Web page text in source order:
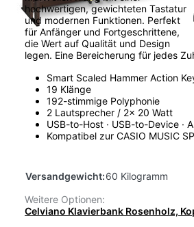
hochwertigen, gewichteten Tastatur
und modernen Funktionen. Perfekt
für Anfänger und Fortgeschrittene,
die Wert auf Qualität und Design
legen. Eine Bereicherung für jedes
Smart Scaled Hammer Action
19 Klänge
192-stimmige Polyphonie
2 Lautsprecher / 2x 20 Watt
USB-to-Host · USB-to-Device ·
Kompatibel zur CASIO MUSIC
Versandgewicht:60 Kilogramm
Weitere Optionen:
Celviano Klavierbank Rosenholz,